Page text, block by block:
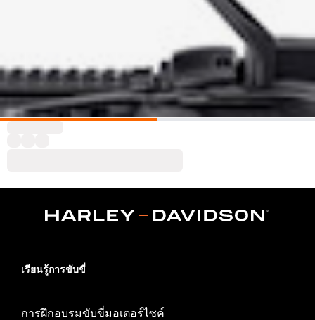
เรียนรู้การขับขี่
การฝึกอบรมขับขี่มอเตอร์ไซค์